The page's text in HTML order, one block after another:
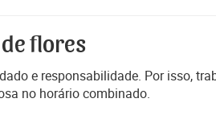
flores
e responsabilidade. Por isso,
no horário combinado.